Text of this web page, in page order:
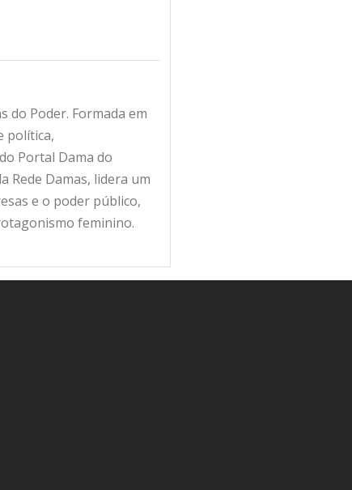
do Poder. Formada em
política,
Portal Dama do
Rede Damas, lidera um
e o poder público,
feminino.